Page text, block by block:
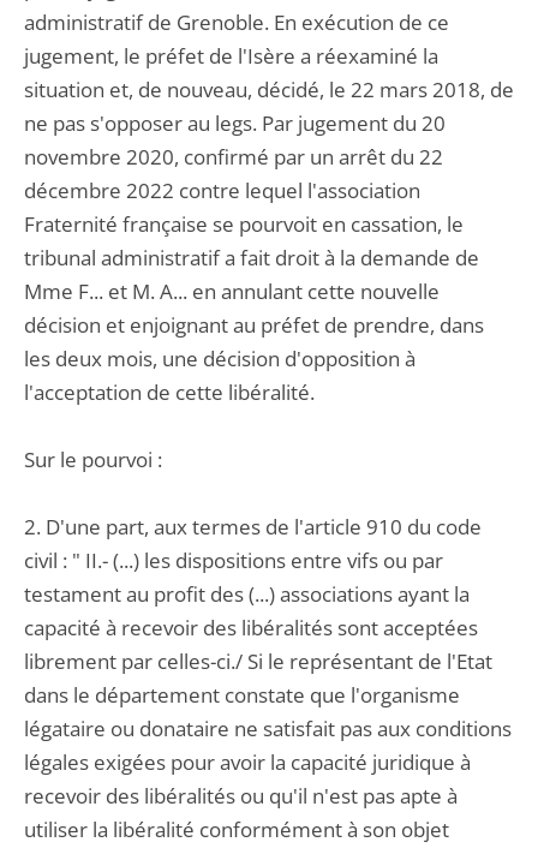
administratif de Grenoble. En exécution de ce
jugement, le préfet de l'Isère a réexaminé la
situation et, de nouveau, décidé, le 22 mars 2018, de
ne pas s'opposer au legs. Par jugement du 20
novembre 2020, confirmé par un arrêt du 22
décembre 2022 contre lequel l'association
Fraternité française se pourvoit en cassation, le
tribunal administratif a fait droit à la demande de
Mme F... et M. A... en annulant cette nouvelle
décision et enjoignant au préfet de prendre, dans
les deux mois, une décision d'opposition à
l'acceptation de cette libéralité.
Sur le pourvoi :
2. D'une part, aux termes de l'article 910 du code
civil : " II.- (...) les dispositions entre vifs ou par
testament au profit des (...) associations ayant la
capacité à recevoir des libéralités sont acceptées
librement par celles-ci./ Si le représentant de l'Etat
dans le département constate que l'organisme
légataire ou donataire ne satisfait pas aux conditions
légales exigées pour avoir la capacité juridique à
recevoir des libéralités ou qu'il n'est pas apte à
utiliser la libéralité conformément à son objet